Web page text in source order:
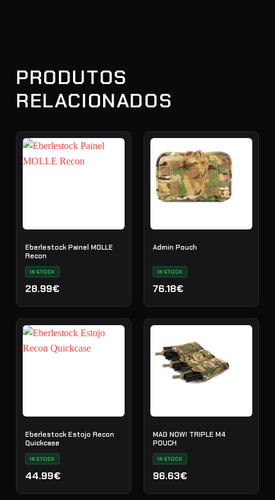
PRODUTOS
RELACIONADOS
Eberlestock Painel MOLLE
Recon
IN STOCK
28.99€
Admin Pouch
IN STOCK
76.18€
Eberlestock Estojo Recon
Quickcase
IN STOCK
44.99€
MAG NOW! TRIPLE M4
POUCH
IN STOCK
96.63€